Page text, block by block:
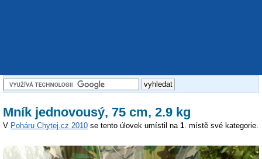
Mník jednovousý, 75 cm, 2.9 kg
V Poháru Chytej.cz 2010 se tento úlovek umístil na 1. místě své kategorie.